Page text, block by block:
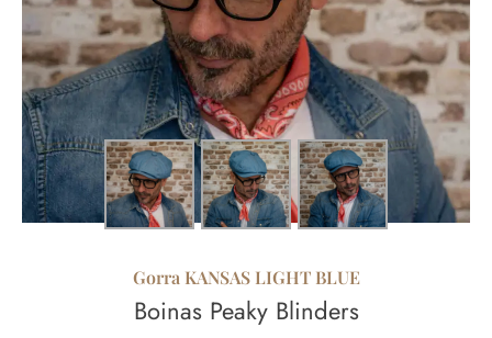
Gorra KANSAS LIGHT BLUE
Boinas Peaky Blinders